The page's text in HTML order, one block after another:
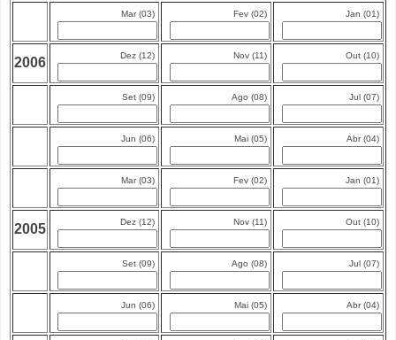
Mar (03) Fev (02) Jan (01)
2006 Dez (12) Nov (11) Out (10)
Set (09) Ago (08) Jul (07)
Jun (06) Mai (05) Abr (04)
Mar (03) Fev (02) Jan (01)
2005 Dez (12) Nov (11) Out (10)
Set (09) Ago (08) Jul (07)
Jun (06) Mai (05) Abr (04)